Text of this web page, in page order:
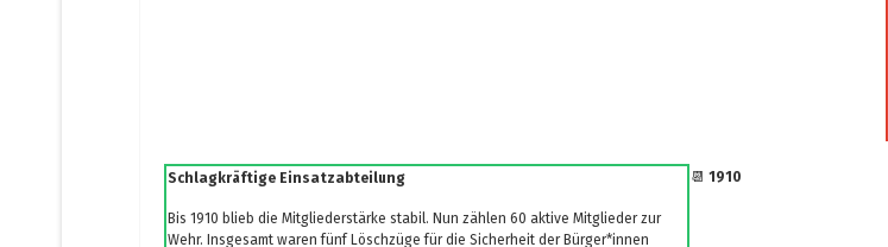
Schlagkräftige Einsatzabteilung
Bis 1910 blieb die Mitgliederstärke stabil. Nun zählen 60 aktive Mitglieder zur
Wehr. Insgesamt waren fünf Löschzüge für die Sicherheit der Bürger*innen
📆 1910